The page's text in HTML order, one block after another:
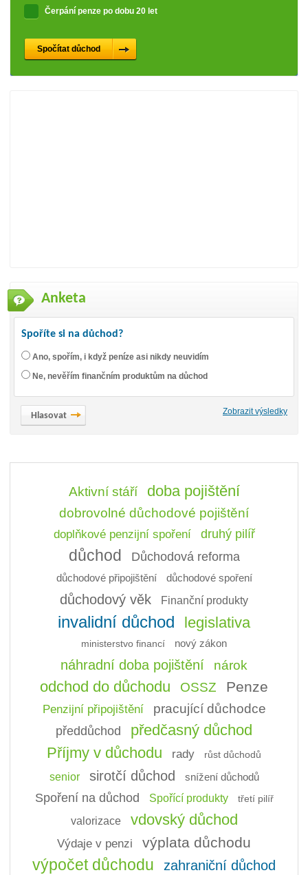
Čerpání penze po dobu 20 let
Anketa
Spoříte si na důchod?
Ano, spořím, i když peníze asi nikdy neuvidím
Ne, nevěřím finančním produktům na důchod
Zobrazit výsledky
Aktivní stáří doba pojištění
dobrovolné důchodové pojištění
doplňkové penzijní spoření druhý pilíř
důchod Důchodová reforma
důchodové připojištění důchodové spoření
důchodový věk Finanční produkty
invalidní důchod legislativa
ministerstvo financí nový zákon
náhradní doba pojištění nárok
odchod do důchodu OSSZ Penze
Penzijní připojištění pracující důchodce
předdůchod předčasný důchod
Příjmy v důchodu rady růst důchodů
senior sirotčí důchod snížení důchodů
Spoření na důchod Spořící produkty třetí pilíř
valorizace vdovský důchod
Výdaje v penzi výplata důchodu
výpočet důchodu zahraniční důchod